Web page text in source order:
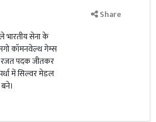
भारतीय सेना के
कॉमनवेल्थ गेम्स
पदक जीतकर
में सिल्वर मेडल
Share